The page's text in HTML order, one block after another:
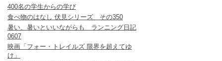
400名の学生からの学び
食べ物のはなし 伏見シリーズ その350
暑い、暑いといいながらも ランニング日記
0607
映画「フォー・トレイルズ 限界を超えてゆ
け」